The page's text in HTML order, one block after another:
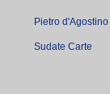
Pietro d'Agostino
Sudate Carte